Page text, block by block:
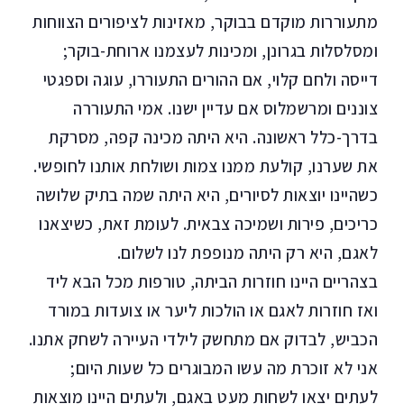
מתעוררות מוקדם בבוקר, מאזינות לציפורים הצווחות
ומסלסלות בגרונן, ומכינות לעצמנו ארוחת-בוקר;
דייסה ולחם קלוי, אם ההורים התעוררו, עוגה וספגטי
צוננים ומרשמלוס אם עדיין ישנו. אמי התעוררה
בדרך-כלל ראשונה. היא היתה מכינה קפה, מסרקת
את שערנו, קולעת ממנו צמות ושולחת אותנו לחופשי.
כשהיינו יוצאות לסיורים, היא היתה שמה בתיק שלושה
כריכים, פירות ושמיכה צבאית. לעומת זאת, כשיצאנו
לאגם, היא רק היתה מנופפת לנו לשלום.
בצהריים היינו חוזרות הביתה, טורפות מכל הבא ליד
ואז חוזרות לאגם או הולכות ליער או צועדות במורד
הכביש, לבדוק אם מתחשק לילדי העיירה לשחק אתנו.
אני לא זוכרת מה עשו המבוגרים כל שעות היום;
לעתים יצאו לשחות מעט באגם, ולעתים היינו מוצאות